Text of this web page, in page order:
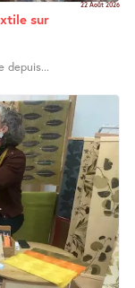
22 Août 2026
sur
depuis...